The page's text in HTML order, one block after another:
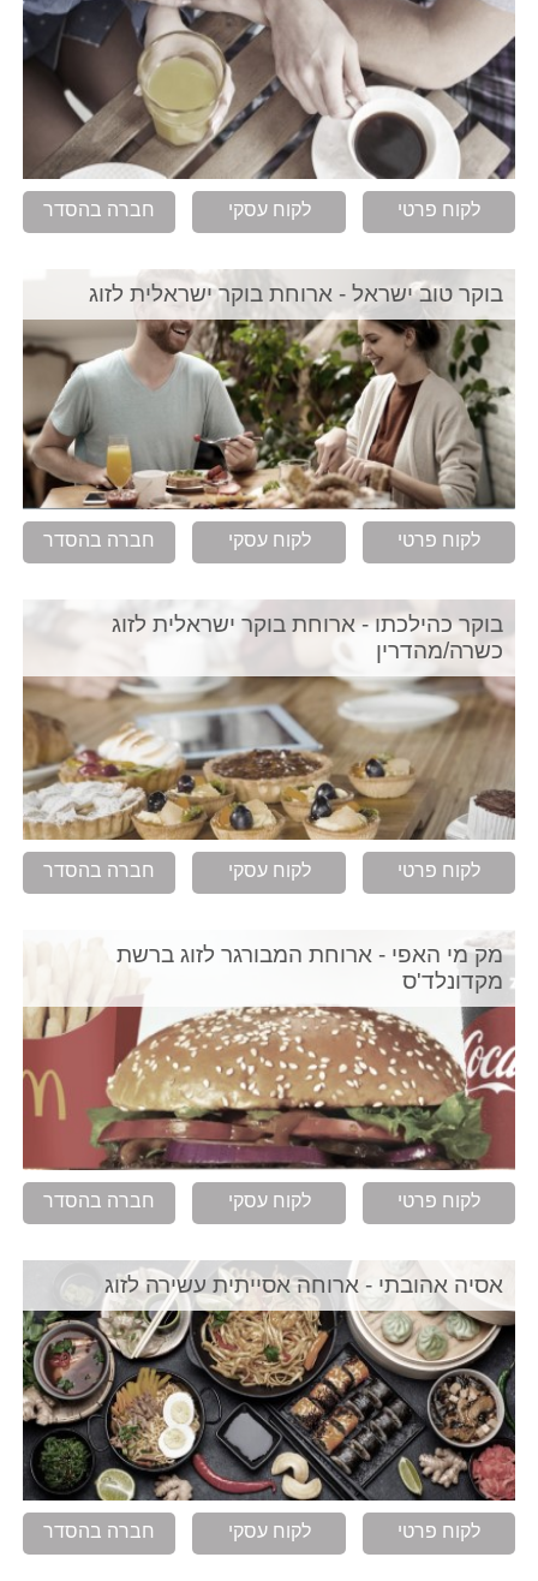
לקוח פרטי לקוח עסקי חברה בהסדר
בוקר טוב ישראל - ארוחת בוקר ישראלית לזוג
לקוח פרטי לקוח עסקי חברה בהסדר
בוקר כהילכתו - ארוחת בוקר ישראלית לזוג
כשרה/מהדרין
לקוח פרטי לקוח עסקי חברה בהסדר
מק מי האפי - ארוחת המבורגר לזוג ברשת
מקדונלד'ס
לקוח פרטי לקוח עסקי חברה בהסדר
אסיה אהובתי - ארוחה אסייתית עשירה לזוג
לקוח פרטי לקוח עסקי חברה בהסדר